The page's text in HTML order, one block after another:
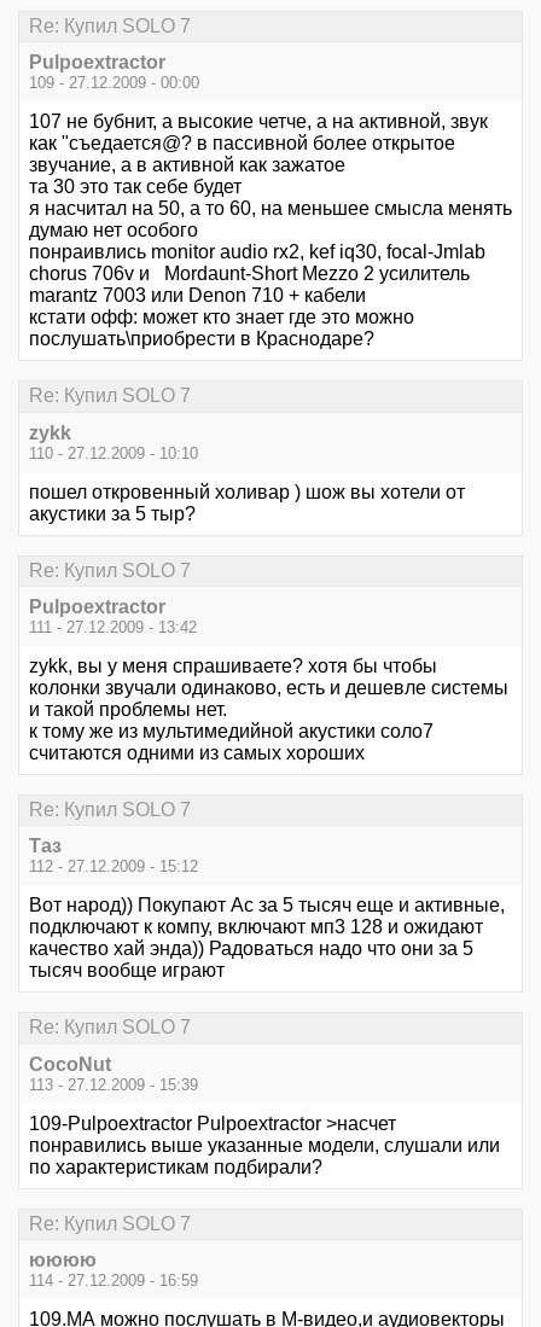
Re: Купил SOLO 7
Pulpoextractor
109 - 27.12.2009 - 00:00
107 не бубнит, а высокие четче, а на активной, звук
как "съедается@? в пассивной более открытое
звучание, а в активной как зажатое
та 30 это так себе будет
я насчитал на 50, а то 60, на меньшее смысла менять
думаю нет особого
понраивлись monitor audio rx2, kef iq30, focal-Jmlab
chorus 706v и Mordaunt-Short Mezzo 2 усилитель
marantz 7003 или Denon 710 + кабели
кстати офф: может кто знает где это можно
послушать\приобрести в Краснодаре?
Re: Купил SOLO 7
zykk
110 - 27.12.2009 - 10:10
пошел откровенный холивар ) шож вы хотели от
акустики за 5 тыр?
Re: Купил SOLO 7
Pulpoextractor
111 - 27.12.2009 - 13:42
zykk, вы у меня спрашиваете? хотя бы чтобы
колонки звучали одинаково, есть и дешевле системы
и такой проблемы нет.
к тому же из мультимедийной акустики соло7
считаются одними из самых хороших
Re: Купил SOLO 7
Таз
112 - 27.12.2009 - 15:12
Вот народ)) Покупают Ас за 5 тысяч еще и активные,
подключают к компу, включают мп3 128 и ожидают
качество хай энда)) Радоваться надо что они за 5
тысяч вообще играют
Re: Купил SOLO 7
CocoNut
113 - 27.12.2009 - 15:39
109-Pulpoextractor Pulpoextractor >насчет
понравились выше указанные модели, слушали или
по характеристикам подбирали?
Re: Купил SOLO 7
юююю
114 - 27.12.2009 - 16:59
109.МА можно послушать в М-видео,и аудиовекторы